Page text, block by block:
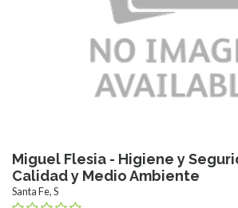
Miguel Flesia - Higiene y
Calidad y Medio Ambiente
Santa Fe, S